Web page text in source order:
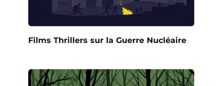
Films Thrillers sur la Guerre Nucléaire